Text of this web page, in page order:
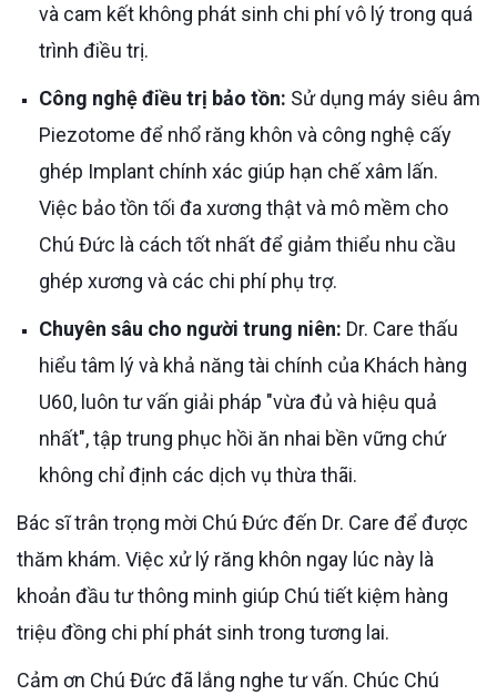
và cam kết không phát sinh chi phí vô lý trong quá
trình điều trị.
Công nghệ điều trị bảo tồn: Sử dụng máy siêu âm
Piezotome để nhổ răng khôn và công nghệ cấy
ghép Implant chính xác giúp hạn chế xâm lấn.
Việc bảo tồn tối đa xương thật và mô mềm cho
Chú Đức là cách tốt nhất để giảm thiểu nhu cầu
ghép xương và các chi phí phụ trợ.
Chuyên sâu cho người trung niên: Dr. Care thấu
hiểu tâm lý và khả năng tài chính của Khách hàng
U60, luôn tư vấn giải pháp "vừa đủ và hiệu quả
nhất", tập trung phục hồi ăn nhai bền vững chứ
không chỉ định các dịch vụ thừa thãi.
Bác sĩ trân trọng mời Chú Đức đến Dr. Care để được
thăm khám. Việc xử lý răng khôn ngay lúc này là
khoản đầu tư thông minh giúp Chú tiết kiệm hàng
triệu đồng chi phí phát sinh trong tương lai.
Cảm ơn Chú Đức đã lắng nghe tư vấn. Chúc Chú